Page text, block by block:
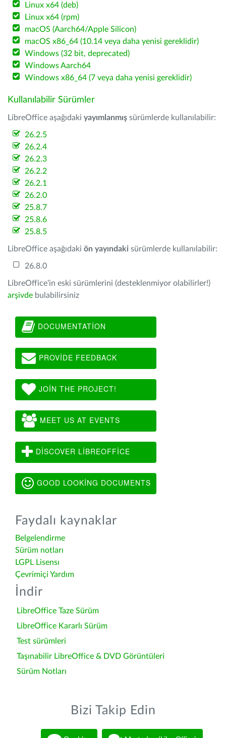
Linux x64 (deb)
Linux x64 (rpm)
macOS (Aarch64/Apple Silicon)
macOS x86_64 (10.14 veya daha yenisi gereklidir)
Windows (32 bit, deprecated)
Windows Aarch64
Windows x86_64 (7 veya daha yenisi gereklidir)
Kullanılabilir Sürümler
LibreOffice aşağıdaki yayımlanmış sürümlerde kullanılabilir:
26.2.5
26.2.4
26.2.3
26.2.2
26.2.1
26.2.0
25.8.7
25.8.6
25.8.5
LibreOffice aşağıdaki ön yayındaki sürümlerde kullanılabilir:
26.8.0
LibreOffice'in eski sürümlerini (desteklenmiyor olabilirler!)
arşivde bulabilirsiniz
DOCUMENTATION
PROVIDE FEEDBACK
JOIN THE PROJECT!
MEET US AT EVENTS
DISCOVER LIBREOFFICE
GOOD LOOKING DOCUMENTS
Faydalı kaynaklar
Belgelendirme
Sürüm notları
LGPL Lisensı
Çevrimiçi Yardım
İndir
LibreOffice Taze Sürüm
LibreOffice Kararlı Sürüm
Test sürümleri
Taşınabilir LibreOffice & DVD Görüntüleri
Sürüm Notları
Bizi Takip Edin